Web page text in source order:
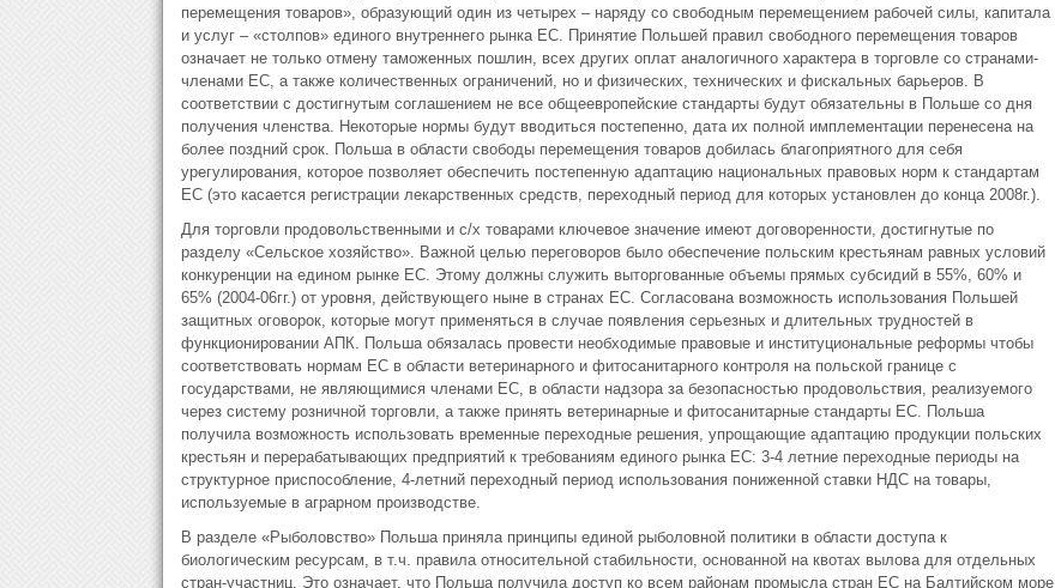
перемещения товаров», образующий один из четырех – наряду со свободным перемещением рабочей силы, капитала
и услуг – «столпов» единого внутреннего рынка ЕС. Принятие Польшей правил свободного перемещения товаров
означает не только отмену таможенных пошлин, всех других оплат аналогичного характера в торговле со странами-
членами ЕС, а также количественных ограничений, но и физических, технических и фискальных барьеров. В
соответствии с достигнутым соглашением не все общеевропейские стандарты будут обязательны в Польше со дня
получения членства. Некоторые нормы будут вводиться постепенно, дата их полной имплементации перенесена на
более поздний срок. Польша в области свободы перемещения товаров добилась благоприятного для себя
урегулирования, которое позволяет обеспечить постепенную адаптацию национальных правовых норм к стандартам
ЕС (это касается регистрации лекарственных средств, переходный период для которых установлен до конца 2008г.).
Для торговли продовольственными и с/х товарами ключевое значение имеют договоренности, достигнутые по
разделу «Сельское хозяйство». Важной целью переговоров было обеспечение польским крестьянам равных условий
конкуренции на едином рынке ЕС. Этому должны служить выторгованные объемы прямых субсидий в 55%, 60% и
65% (2004-06гг.) от уровня, действующего ныне в странах ЕС. Согласована возможность использования Польшей
защитных оговорок, которые могут применяться в случае появления серьезных и длительных трудностей в
функционировании АПК. Польша обязалась провести необходимые правовые и институциональные реформы чтобы
соответствовать нормам ЕС в области ветеринарного и фитосанитарного контроля на польской границе с
государствами, не являющимися членами ЕС, в области надзора за безопасностью продовольствия, реализуемого
через систему розничной торговли, а также принять ветеринарные и фитосанитарные стандарты ЕС. Польша
получила возможность использовать временные переходные решения, упрощающие адаптацию продукции польских
крестьян и перерабатывающих предприятий к требованиям единого рынка ЕС: 3-4 летние переходные периоды на
структурное приспособление, 4-летний переходный период использования пониженной ставки НДС на товары,
используемые в аграрном производстве.
В разделе «Рыболовство» Польша приняла принципы единой рыболовной политики в области доступа к
биологическим ресурсам, в т.ч. правила относительной стабильности, основанной на квотах вылова для отдельных
стран-участниц. Это означает, что Польша получила доступ ко всем районам промысла стран ЕС на Балтийском море